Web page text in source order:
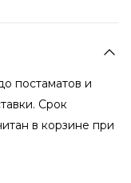
постаматов и
Срок
в корзине при